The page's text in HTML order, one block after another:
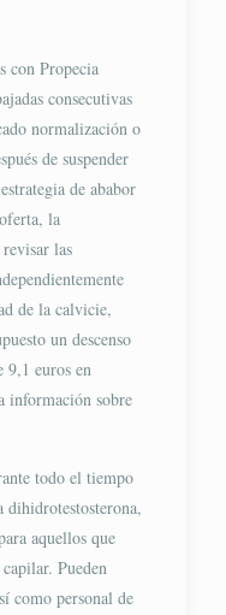
con Propecia
consecutivas
normalización o
de suspender
de ababor
la
las
de la calvicie,
un descenso
9,1 euros en
información sobre
todo el tiempo
aquellos que
Pueden
como personal de